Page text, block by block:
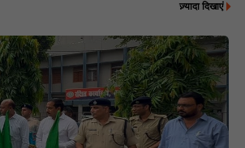
ज़्यादा दिखाएं